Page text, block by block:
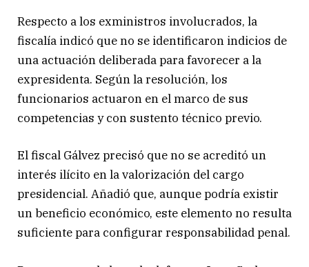
Respecto a los exministros involucrados, la
fiscalía indicó que no se identificaron indicios de
una actuación deliberada para favorecer a la
expresidenta. Según la resolución, los
funcionarios actuaron en el marco de sus
competencias y con sustento técnico previo.
El fiscal Gálvez precisó que no se acreditó un
interés ilícito en la valorización del cargo
presidencial. Añadió que, aunque podría existir
un beneficio económico, este elemento no resulta
suficiente para configurar responsabilidad penal.